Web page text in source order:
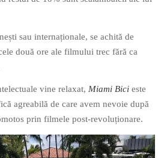
sau internaționale, se achită de
două ore ale filmului trec fără ca
vine relaxat, Miami Bici este
agreabilă de care avem nevoie după
prin filmele post-revoluționare.